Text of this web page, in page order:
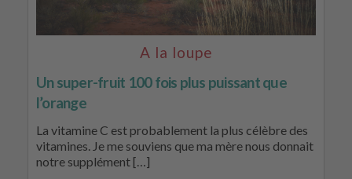
A la loupe
Un super-fruit 100 fois plus puissant que
l’orange
La vitamine C est probablement la plus célèbre des
vitamines. Je me souviens que ma mère nous donnait
notre supplément […]